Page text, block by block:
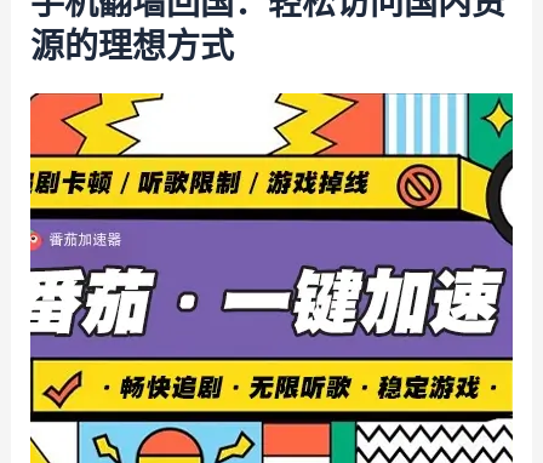
源的理想方式